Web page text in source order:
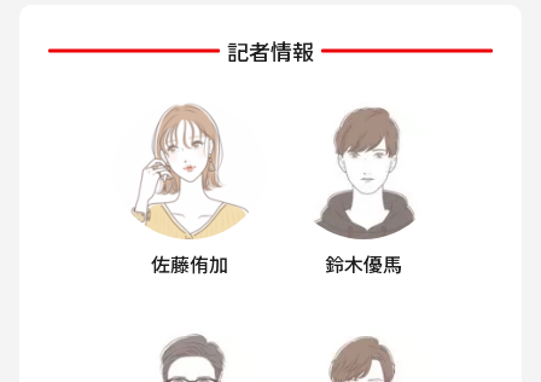
記者情報
佐藤侑加 鈴木優馬